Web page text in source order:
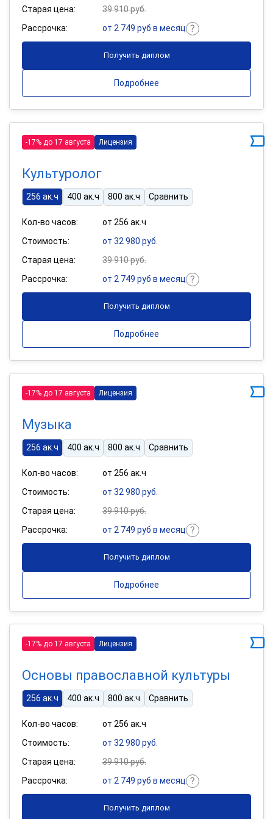
Старая цена:
39 910 руб.
Рассрочка:
от 2 749 руб в месяц
Получить диплом
Подробнее
-17% до 17 августа Лицензия
Культуролог
256 ак.ч 400 ак.ч 800 ак.ч Сравнить
Кол-во часов:
от 256 ак.ч
Стоимость:
от 32 980 руб.
Старая цена:
39 910 руб.
Рассрочка:
от 2 749 руб в месяц
Получить диплом
Подробнее
-17% до 17 августа Лицензия
Музыка
256 ак.ч 400 ак.ч 800 ак.ч Сравнить
Кол-во часов:
от 256 ак.ч
Стоимость:
от 32 980 руб.
Старая цена:
39 910 руб.
Рассрочка:
от 2 749 руб в месяц
Получить диплом
Подробнее
-17% до 17 августа Лицензия
Основы православной культуры
256 ак.ч 400 ак.ч 800 ак.ч Сравнить
Кол-во часов:
от 256 ак.ч
Стоимость:
от 32 980 руб.
Старая цена:
39 910 руб.
Рассрочка:
от 2 749 руб в месяц
Получить диплом